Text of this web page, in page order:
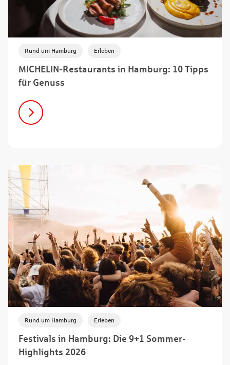
MICHELIN-Restaurants in Hamburg: 10 Tipps
für Genuss
Rund um Hamburg Erleben
Festivals in Hamburg: Die 9+1 Sommer-
Highlights 2026
Rund um Hamburg Erleben